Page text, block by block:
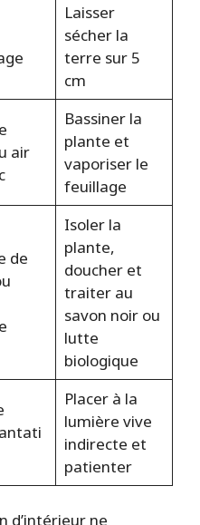
Laisser
sécher la
terre sur 5
cm
air
Bassiner la
plante et
vaporiser le
feuillage
de
Isoler la
plante,
doucher et
traiter au
savon noir ou
lutte
biologique
Placer à la
lumière vive
indirecte et
patienter
d’intérieur ne